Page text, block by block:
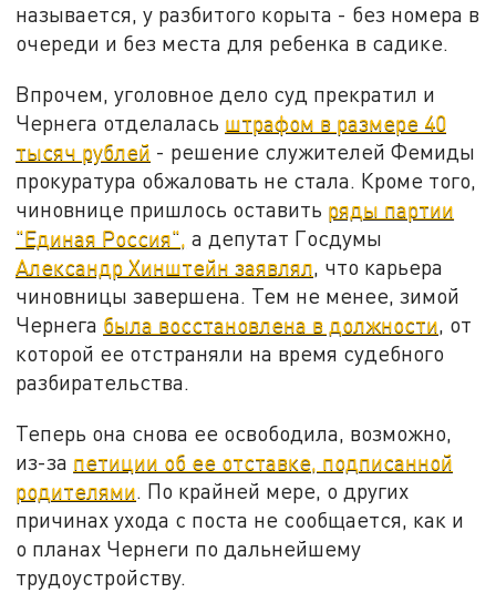
называется, у разбитого корыта - без номера в
очереди и без места для ребенка в садике.
Впрочем, уголовное дело суд прекратил и
Чернега отделалась штрафом в размере 40
тысяч рублей - решение служителей Фемиды
прокуратура обжаловать не стала. Кроме того,
чиновнице пришлось оставить ряды партии
"Единая Россия", а депутат Госдумы
Александр Хинштейн заявлял, что карьера
чиновницы завершена. Тем не менее, зимой
Чернега была восстановлена в должности, от
которой ее отстраняли на время судебного
разбирательства.
Теперь она снова ее освободила, возможно,
из-за петиции об ее отставке, подписанной
родителями . По крайней мере, о других
причинах ухода с поста не сообщается, как и
о планах Чернеги по дальнейшему
трудоустройству.